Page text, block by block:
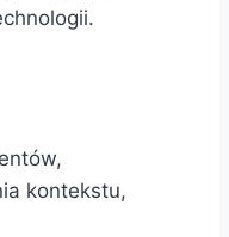
kontekstu,